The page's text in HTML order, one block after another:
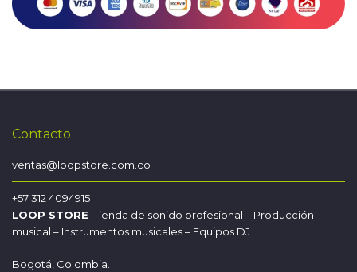
Contacto
ventas@loopstore.com.co
+57 312 4094915
LOOP STORE Tienda de sonido profesional – Producción
musical – Instrumentos musicales – Equipos DJ
Bogotá, Colombia.